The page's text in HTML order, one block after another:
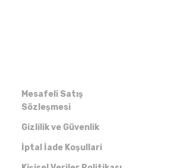
Mesafeli Satış
Sözleşmesi
Gizlilik ve Güvenlik
İptal İade Koşullari